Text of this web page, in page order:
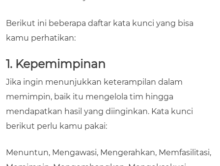
Berikut ini beberapa daftar kata kunci yang bisa
kamu perhatikan:
1. Kepemimpinan
Jika ingin menunjukkan keterampilan dalam
memimpin, baik itu mengelola tim hingga
mendapatkan hasil yang diinginkan. Kata kunci
berikut perlu kamu pakai:
Menuntun, Mengawasi, Mengerahkan, Memfasilitasi,